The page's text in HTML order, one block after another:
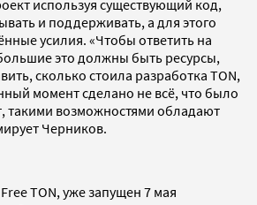
используя существующий код,
и поддерживать, а для этого
усилия. «Чтобы ответить на
это должны быть ресурсы,
сколько стоила разработка TON,
момент сделано не всё, что было
такими возможностями обладают
Черников.
TON, уже запущен 7 мая